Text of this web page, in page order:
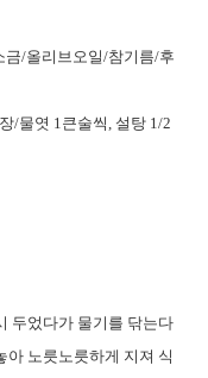
/올리브오일/참기름/후
/물엿 1큰술씩, 설탕 1/2
두었다가 물기를 닦는다
아 노릇노릇하게 지져 식